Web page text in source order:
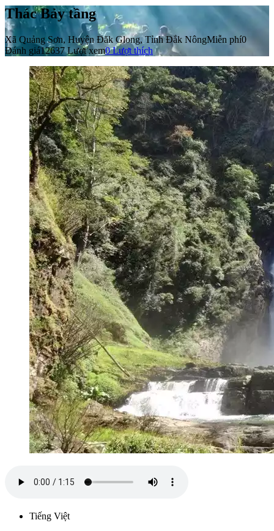
Thác Bảy tầng
Xã Quảng Sơn, Huyện Đăk Glong, Tỉnh Đắk NôngMiễn phí0
Đánh giá12637 Lượt xem0Lượt thích
Tiếng Việt